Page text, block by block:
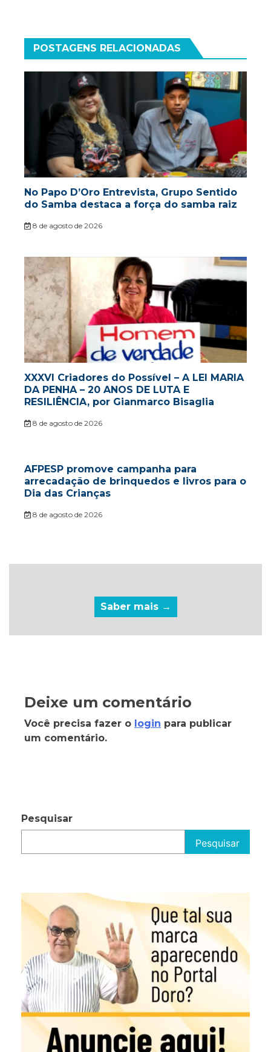
POSTAGENS RELACIONADAS
No Papo D’Oro Entrevista, Grupo Sentido
do Samba destaca a força do samba raiz
8 de agosto de 2026
XXXVI Criadores do Possível – A LEI MARIA
DA PENHA – 20 ANOS DE LUTA E
RESILIÊNCIA, por Gianmarco Bisaglia
8 de agosto de 2026
AFPESP promove campanha para
arrecadação de brinquedos e livros para o
Dia das Crianças
8 de agosto de 2026
Saber mais →
Deixe um comentário
Você precisa fazer o login para publicar
um comentário.
Pesquisar
Pesquisar